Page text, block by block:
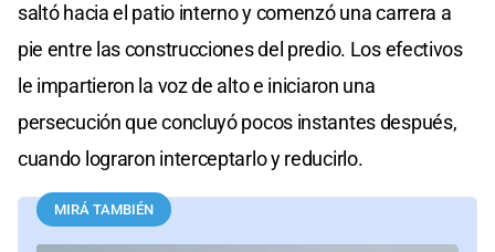
saltó hacia el patio interno y comenzó una carrera a
pie entre las construcciones del predio. Los efectivos
le impartieron la voz de alto e iniciaron una
persecución que concluyó pocos instantes después,
cuando lograron interceptarlo y reducirlo.
MIRÁ TAMBIÉN